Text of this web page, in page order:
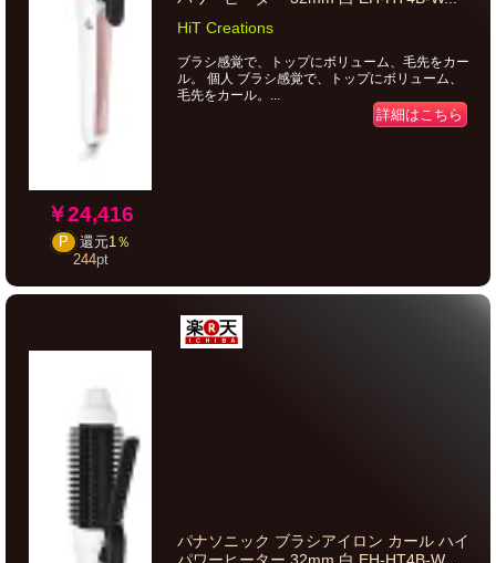
￥24,416
P 還元1％
244pt
HiT Creations
ブラシ感覚で、トップにボリューム、毛先をカー
ル。 個人 ブラシ感覚で、トップにボリューム、
毛先をカール。...
詳細はこちら
パナソニック ブラシアイロン カール ハイ